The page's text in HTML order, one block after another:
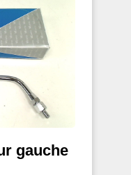
gauche